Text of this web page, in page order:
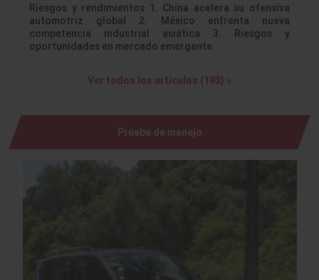
Riesgos y rendimientos 1. China acelera su ofensiva
automotriz global 2. México enfrenta nueva
competencia industrial asiática 3. Riesgos y
oportunidades en mercado emergente
Ver todos los artículos (193) »
Prueba de manejo